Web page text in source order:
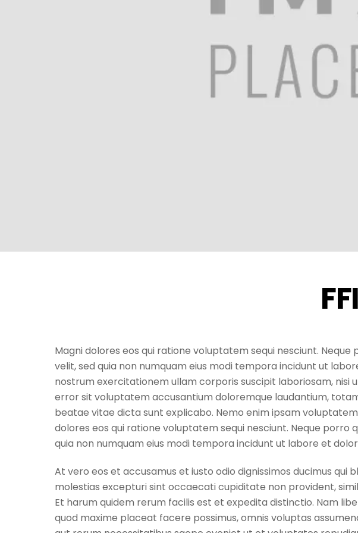
Magni dolores eos qui ratione voluptatem sequi nesciunt.
velit, sed quia non numquam eius modi tempora incidunt ut
nostrum exercitationem ullam corporis suscipit laboriosam, nisi
error sit voluptatem accusantium doloremque laudantium,
beatae vitae dicta sunt explicabo. Nemo enim ipsam
dolores eos qui ratione voluptatem sequi nesciunt. Neque porro
quia non numquam eius modi tempora incidunt ut labore et
At vero eos et accusamus et iusto odio dignissimos ducimus
molestias excepturi sint occaecati cupiditate non provident,
Et harum quidem rerum facilis est et expedita distinctio. Nam
quod maxime placeat facere possimus, omnis voluptas